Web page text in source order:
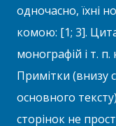
одночасно, їхні
комою: [1; 3].
монографій і т.
Примітки (внизу
основного
сторінок не